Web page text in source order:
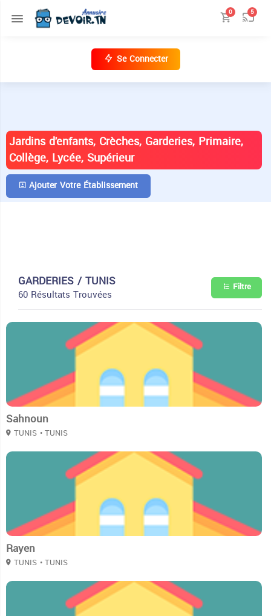
0 5
Se Connecter
Jardins d'enfants, Crèches, Garderies, Primaire,
Collège, Lycée, Supérieur
Ajouter Votre Établissement
GARDERIES / TUNIS
60 Résultats Trouvées Filtre
Sahnoun
TUNIS • TUNIS
Rayen
TUNIS • TUNIS